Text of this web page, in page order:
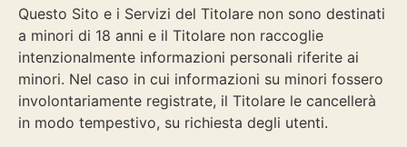
Questo Sito e i Servizi del Titolare non sono destinati
a minori di 18 anni e il Titolare non raccoglie
intenzionalmente informazioni personali riferite ai
minori. Nel caso in cui informazioni su minori fossero
involontariamente registrate, il Titolare le cancellerà
in modo tempestivo, su richiesta degli utenti.